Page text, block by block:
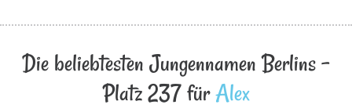
Die beliebtesten Jungennamen Berlins -
Platz 237 fürAlex